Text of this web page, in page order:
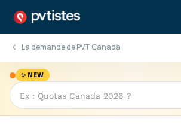
La demande de PVT Canada
✨ NEW